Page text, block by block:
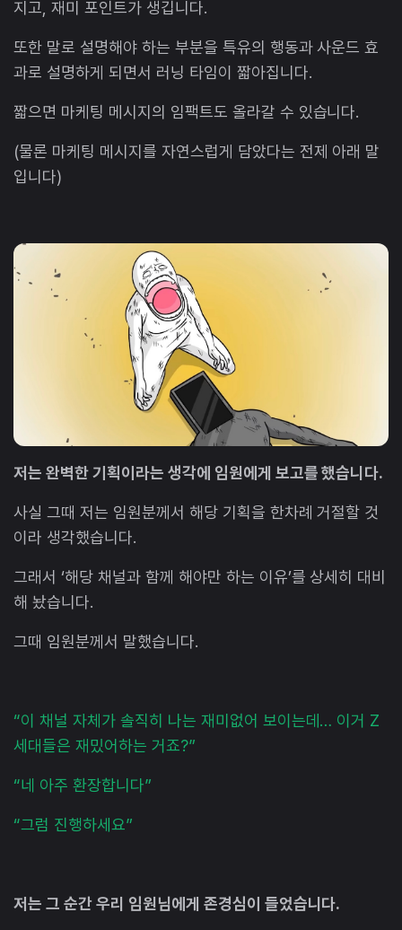
지고, 재미 포인트가 생깁니다.
또한 말로 설명해야 하는 부분을 특유의 행동과 사운드 효
과로 설명하게 되면서 러닝 타임이 짧아집니다.
짧으면 마케팅 메시지의 임팩트도 올라갈 수 있습니다.
(물론 마케팅 메시지를 자연스럽게 담았다는 전제 아래 말
입니다)
저는 완벽한 기획이라는 생각에 임원에게 보고를 했습니다.
사실 그때 저는 임원분께서 해당 기획을 한차례 거절할 것
이라 생각했습니다.
그래서 ‘해당 채널과 함께 해야만 하는 이유’를 상세히 대비
해 놨습니다.
그때 임원분께서 말했습니다.
“이 채널 자체가 솔직히 나는 재미없어 보이는데… 이거 Z
세대들은 재밌어하는 거죠?”
“네 아주 환장합니다”
“그럼 진행하세요”
저는 그 순간 우리 임원님에게 존경심이 들었습니다.